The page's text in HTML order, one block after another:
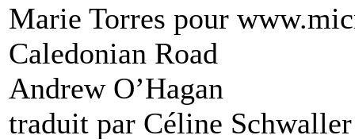
Marie Torres pour
Caledonian Road
Andrew O’Hagan
traduit par Céline Schwaller